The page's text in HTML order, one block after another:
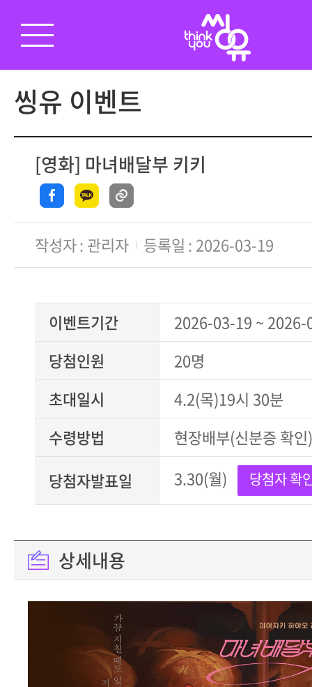
씽유 이벤트
[영화] 마녀배달부 키키
작성자 관리자 등록일 2026-03-19
이벤트기간
2026-03-19 ~ 2026-
당첨인원
20명
초대일시
4.2(목)19시 30분
수령방법
현장배부(신분증 확인)
당첨자발표일
3.30(월) 당첨자 확
상세내용